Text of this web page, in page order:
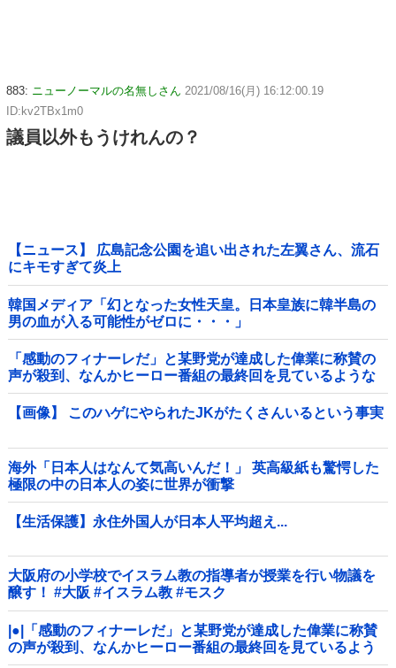
883: ニューノーマルの名無しさん 2021/08/16(月) 16:12:00.19
ID:kv2TBx1m0
議員以外もうけれんの？
【ニュース】 広島記念公園を追い出された左翼さん、流石
にキモすぎて炎上
韓国メディア「幻となった女性天皇。日本皇族に韓半島の
男の血が入る可能性がゼロに・・・」
「感動のフィナーレだ」と某野党が達成した偉業に称賛の
声が殺到、なんかヒーロー番組の最終回を見ているような
気分に……他
【画像】 このハゲにやられたJKがたくさんいるという事実
海外「日本人はなんて気高いんだ！」 英高級紙も驚愕した
極限の中の日本人の姿に世界が衝撃
【生活保護】永住外国人が日本人平均超え...
大阪府の小学校でイスラム教の指導者が授業を行い物議を
醸す！ #大阪 #イスラム教 #モスク
|●|「感動のフィナーレだ」と某野党が達成した偉業に称賛
の声が殺到、なんかヒーロー番組の最終回を見ているよう
な気分に……